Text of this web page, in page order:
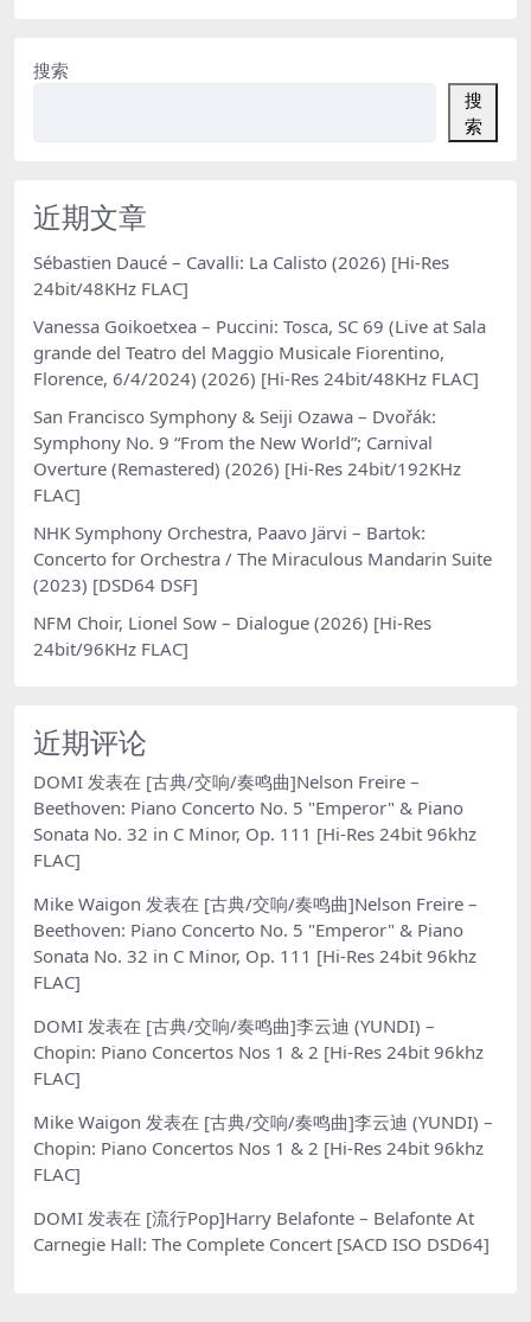
搜索
搜
索
近期文章
Sébastien Daucé – Cavalli: La Calisto (2026) [Hi-Res
24bit/48KHz FLAC]
Vanessa Goikoetxea – Puccini: Tosca, SC 69 (Live at Sala
grande del Teatro del Maggio Musicale Fiorentino,
Florence, 6/4/2024) (2026) [Hi-Res 24bit/48KHz FLAC]
San Francisco Symphony & Seiji Ozawa – Dvořák:
Symphony No. 9 “From the New World”; Carnival
Overture (Remastered) (2026) [Hi-Res 24bit/192KHz
FLAC]
NHK Symphony Orchestra, Paavo Järvi – Bartok:
Concerto for Orchestra / The Miraculous Mandarin Suite
(2023) [DSD64 DSF]
NFM Choir, Lionel Sow – Dialogue (2026) [Hi-Res
24bit/96KHz FLAC]
近期评论
DOMI 发表在 [古典/交响/奏鸣曲]Nelson Freire –
Beethoven: Piano Concerto No. 5 "Emperor" & Piano
Sonata No. 32 in C Minor, Op. 111 [Hi-Res 24bit 96khz
FLAC]
Mike Waigon 发表在 [古典/交响/奏鸣曲]Nelson Freire –
Beethoven: Piano Concerto No. 5 "Emperor" & Piano
Sonata No. 32 in C Minor, Op. 111 [Hi-Res 24bit 96khz
FLAC]
DOMI 发表在 [古典/交响/奏鸣曲]李云迪 (YUNDI) –
Chopin: Piano Concertos Nos 1 & 2 [Hi-Res 24bit 96khz
FLAC]
Mike Waigon 发表在 [古典/交响/奏鸣曲]李云迪 (YUNDI) –
Chopin: Piano Concertos Nos 1 & 2 [Hi-Res 24bit 96khz
FLAC]
DOMI 发表在 [流行Pop]Harry Belafonte – Belafonte At
Carnegie Hall: The Complete Concert [SACD ISO DSD64]